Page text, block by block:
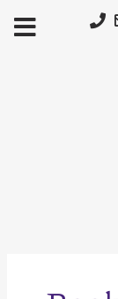
στο